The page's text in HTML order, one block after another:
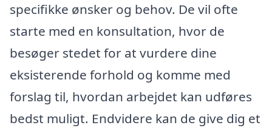
specifikke ønsker og behov. De vil ofte
starte med en konsultation, hvor de
besøger stedet for at vurdere dine
eksisterende forhold og komme med
forslag til, hvordan arbejdet kan udføres
bedst muligt. Endvidere kan de give dig et